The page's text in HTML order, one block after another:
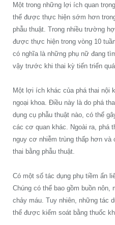
Một trong những lợi ích quan
thể được thực hiện sớm hơn
phẫu thuật. Trong nhiều trường
được thực hiện trong vòng 10
có nghĩa là những phụ nữ đang
vậy trước khi thai kỳ tiến triển quá
Một lợi ích khác của phá thai nội
ngoại khoa. Điều này là do phá
dụng cụ phẫu thuật nào, có thể
các cơ quan khác. Ngoài ra, phá
nguy cơ nhiễm trùng thấp hơn
thai bằng phẫu thuật.
Có một số tác dụng phụ tiềm ẩn
Chúng có thể bao gồm buồn
chảy máu. Tuy nhiên, những tác
thể được kiểm soát bằng thuốc